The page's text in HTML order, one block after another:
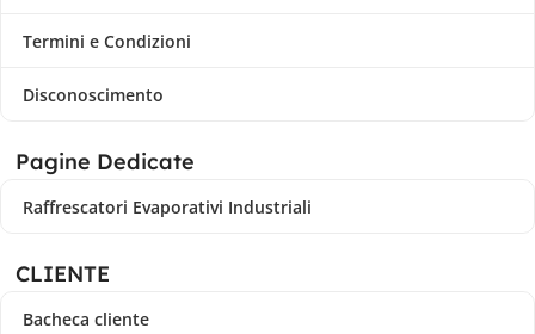
Termini e Condizioni
Disconoscimento
Pagine Dedicate
Raffrescatori Evaporativi Industriali
CLIENTE
Bacheca cliente